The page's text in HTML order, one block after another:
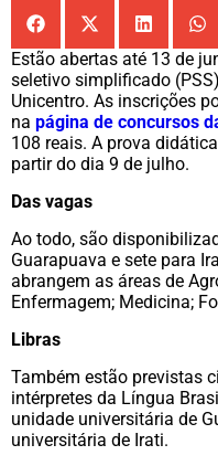
Estão abertas até 13 de
seletivo simplificado
Unicentro. As inscrições
na página de concursos
108 reais. A prova
partir do dia 9 de julho.
Das vagas
Ao todo, são
Guarapuava e sete para
abrangem as áreas de
Enfermagem; Medicina;
Libras
Também estão previstas
intérpretes da Língua
unidade universitária de
universitária de Irati.